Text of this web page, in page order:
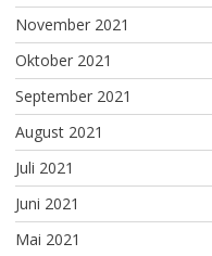
November 2021
Oktober 2021
September 2021
August 2021
Juli 2021
Juni 2021
Mai 2021